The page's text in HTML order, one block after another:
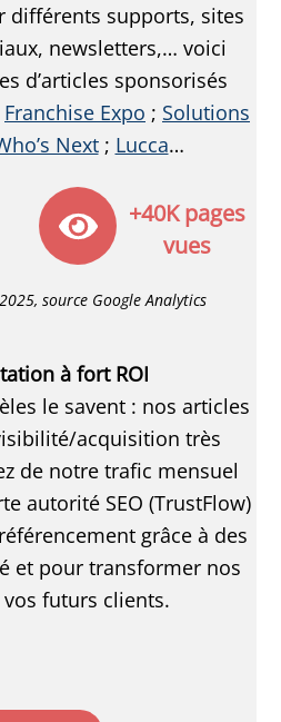
différents supports, sites
newsletters,… voici
d’articles sponsorisés
Franchise Expo ; Solutions
Next; Lucca…
+40K pages
vues
source Google Analytics
à fort ROI
le savent : nos articles
acquisition très
de notre trafic mensuel
autorité SEO (TrustFlow)
grâce à des
et pour transformer nos
futurs clients.